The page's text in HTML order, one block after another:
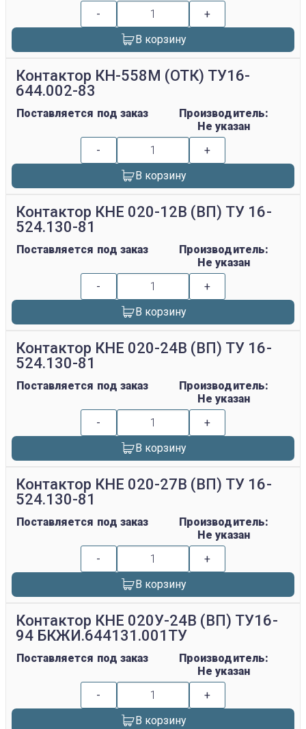
-
+
В корзину
Контактор КН-558М (ОТК) ТУ16-
644.002-83
Поставляется под заказ
Производитель:
Не указан
-
+
В корзину
Контактор КНЕ 020-12В (ВП) ТУ 16-
524.130-81
Поставляется под заказ
Производитель:
Не указан
-
+
В корзину
Контактор КНЕ 020-24В (ВП) ТУ 16-
524.130-81
Поставляется под заказ
Производитель:
Не указан
-
+
В корзину
Контактор КНЕ 020-27В (ВП) ТУ 16-
524.130-81
Поставляется под заказ
Производитель:
Не указан
-
+
В корзину
Контактор КНЕ 020У-24В (ВП) ТУ16-
94 БКЖИ.644131.001ТУ
Поставляется под заказ
Производитель:
Не указан
-
+
В корзину